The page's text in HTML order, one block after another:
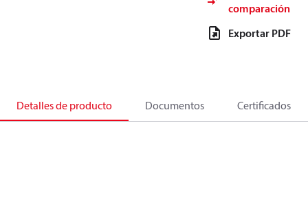
comparación
Exportar PDF
Detalles de producto Documentos Certificados